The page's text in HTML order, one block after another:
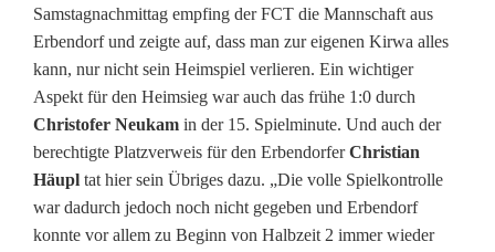
d
e
r
T
a
b
Samstagnachmittag empfing der FCT die Mannschaft aus
Erbendorf und zeigte auf, dass man zur eigenen Kirwa alles
kann, nur nicht sein Heimspiel verlieren. Ein wichtiger
Aspekt für den Heimsieg war auch das frühe 1:0 durch
Christofer Neukam in der 15. Spielminute. Und auch der
berechtigte Platzverweis für den ErbendorferChristian
Häupl tat hier sein Übriges dazu. „Die volle Spielkontrolle
war dadurch jedoch noch nicht gegeben und Erbendorf
konnte vor allem zu Beginn von Halbzeit 2 immer wieder